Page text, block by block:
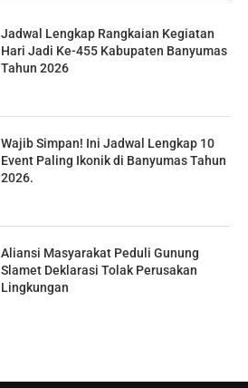
Jadwal Lengkap Rangkaian Kegiatan
Hari Jadi Ke-455 Kabupaten Banyumas
Tahun 2026
Wajib Simpan! Ini Jadwal Lengkap 10
Event Paling Ikonik di Banyumas Tahun
2026.
Aliansi Masyarakat Peduli Gunung
Slamet Deklarasi Tolak Perusakan
Lingkungan